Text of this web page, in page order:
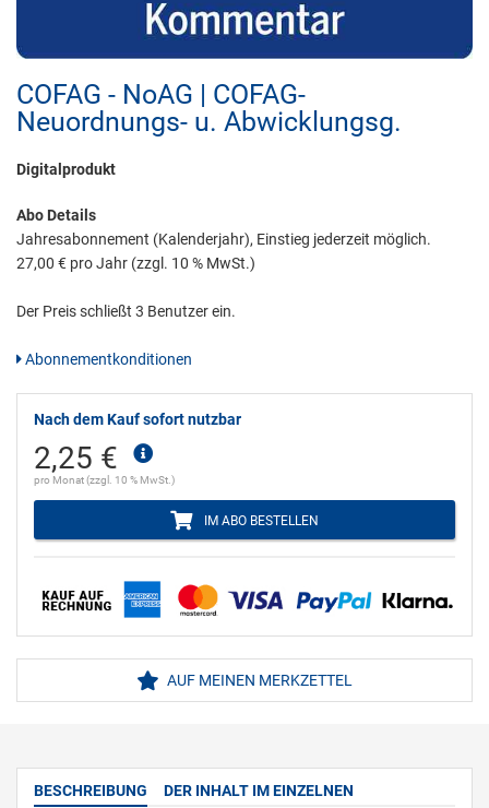
COFAG - NoAG | COFAG-
Neuordnungs- u. Abwicklungsg.
Digitalprodukt
Abo Details
Jahresabonnement (Kalenderjahr), Einstieg jederzeit möglich.
27,00 € pro Jahr (zzgl. 10 % MwSt.)
Der Preis schließt 3 Benutzer ein.
Abonnementkonditionen
Nach dem Kauf sofort nutzbar
2,25 €
pro Monat (zzgl. 10 % MwSt.)
IM ABO BESTELLEN
AUF MEINEN MERKZETTEL
BESCHREIBUNG DER INHALT IM EINZELNEN